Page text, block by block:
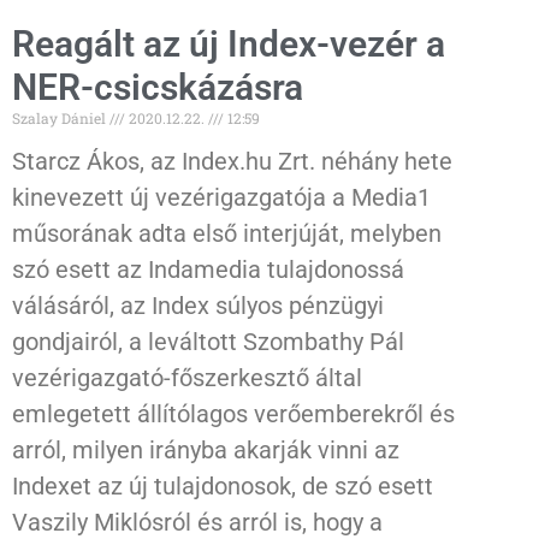
Reagált az új Index-vezér a
NER-csicskázásra
Szalay Dániel 2020.12.22. 12:59
Starcz Ákos, az Index.hu Zrt. néhány hete
kinevezett új vezérigazgatója a Media1
műsorának adta első interjúját, melyben
szó esett az Indamedia tulajdonossá
válásáról, az Index súlyos pénzügyi
gondjairól, a leváltott Szombathy Pál
vezérigazgató-főszerkesztő által
emlegetett állítólagos verőemberekről és
arról, milyen irányba akarják vinni az
Indexet az új tulajdonosok, de szó esett
Vaszily Miklósról és arról is, hogy a